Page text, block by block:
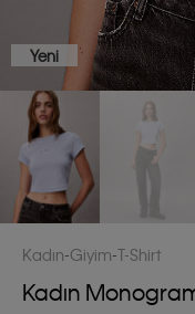
Yeni
Kadın Giyim T-Shirt
Kadın